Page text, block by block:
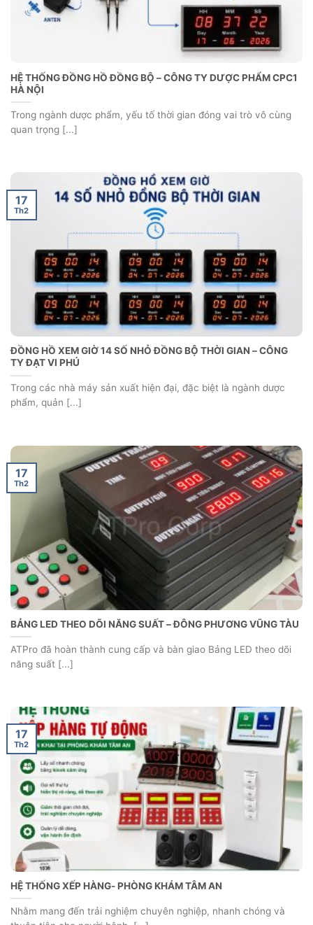
BẢNG LED THEO DÕI NĂNG SUẤT – ĐÔNG PHƯƠNG VŨNG TÀU
ATPro đã hoàn thành cung cấp và bàn giao Bảng LED theo dõi
năng suất [...]
Th2
HỆ THỐNG XẾP HÀNG- PHÒNG KHÁM TÂM AN
Nhằm mang đến trải nghiệm chuyên nghiệp, nhanh chóng và
thuận tiện cho người bệnh, [...]
Để lại một bình luận
You must be logged in to post a comment.
HỆ THỐNG XẾP HÀNG TỰ ĐỘNG ĐIỆN TỬ -
AT-QMS05
KIOSK XẾP HÀNG, GỌI SỐ LẤY PHIẾU THỨ
TỰ TỰ ĐỘNG
19.980.000₫
KIOSK LẤY SỐ THỨ TỰ, KIOSK XẾP HÀNG
TỰ ĐỘNG TRA CỨU THÔNG TIN DỊCH VỤ
CÔNG
34.560.000₫
ĐỘNG AT-POSPT